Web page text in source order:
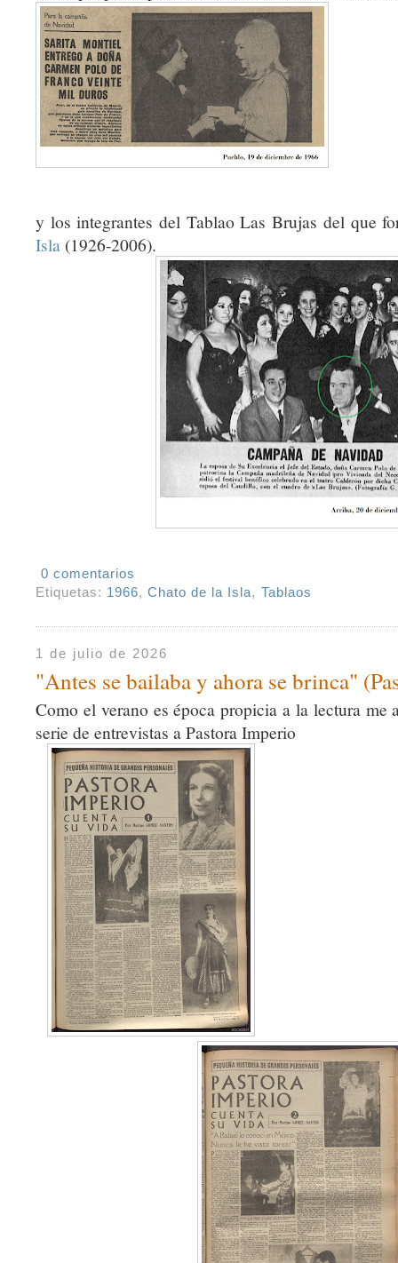
y los integrantes del Tablao Las Brujas del que
Isla (1926-2006).
0 comentarios
Etiquetas: 1966,Chato de la Isla, Tablaos
1 de julio de 2026
"Antes se bailaba y ahora se brinca"
Como el verano es época propicia a la lectura me
serie de entrevistas a Pastora Imperio